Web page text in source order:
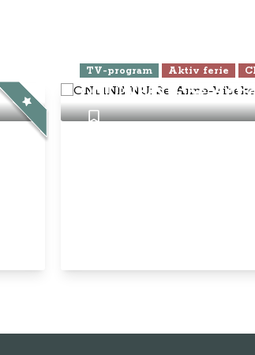
TV-program Aktiv ferie
ONLINE NU: Se